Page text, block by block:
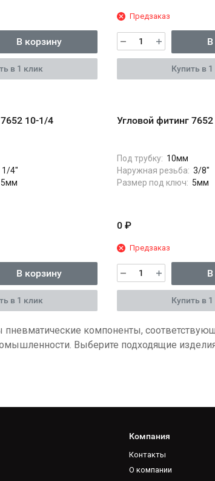
В корзину
в 1 клик
Предзаказ
В
Купить в
10-1/4
1/4"
5мм
В корзину
в 1 клик
Угловой фитинг
Под трубку: 10мм
Наружная резьба: 3/8"
Размер под ключ: 5мм
0 ₽
Предзаказ
В
Купить в
компоненты,
Выберите подходящие
Компания
Контакты
О компании